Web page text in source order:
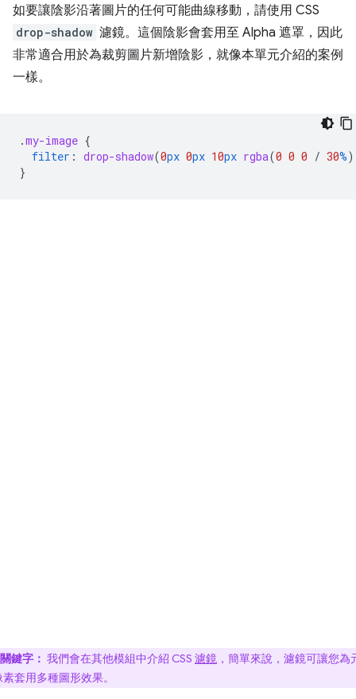
如要讓陰影沿著圖片的任何可能曲線移動，請使用 CSS
drop-shadow 濾鏡。這個陰影會套用至 Alpha 遮罩，因此
非常適合用於為裁剪圖片新增陰影，就像本單元介紹的案例
一樣。
.my-image {
filter : drop-shadow(0px 0px 10px rgba(0 0 0 / 30%
}
關鍵字： 我們會在其他模組中介紹 CSS 濾鏡 ，簡單來說，濾鏡可讓您為
套用多種圖形效果。